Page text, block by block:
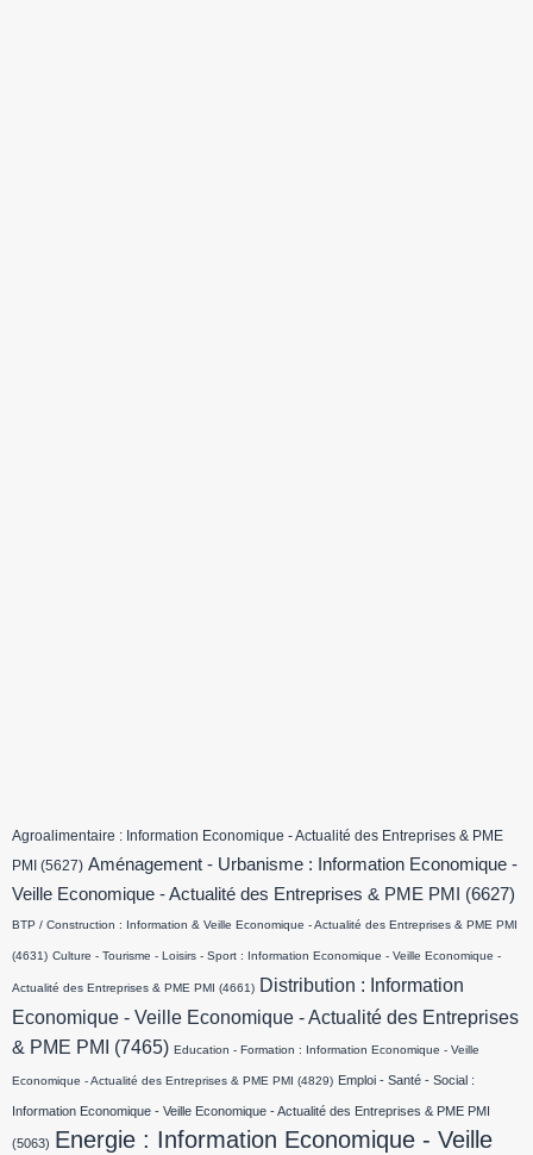
Agroalimentaire : Information Economique - Actualité des Entreprises & PME
PMI (5627) Aménagement - Urbanisme : Information Economique -
Veille Economique - Actualité des Entreprises & PME PMI
(6627)
BTP / Construction : Information & Veille Economique - Actualité des Entreprises & PME PMI
(4631) Culture - Tourisme - Loisirs - Sport : Information Economique - Veille Economique -
Actualité des Entreprises & PME PMI (4661) Distribution : Information
Economique - Veille Economique - Actualité des Entreprises
& PME PMI
(7465) Education - Formation : Information Economique - Veille
Economique - Actualité des Entreprises & PME PMI (4829) Emploi - Santé - Social :
Information Economique - Veille Economique - Actualité des Entreprises & PME PMI
(5063) Energie : Information Economique - Veille